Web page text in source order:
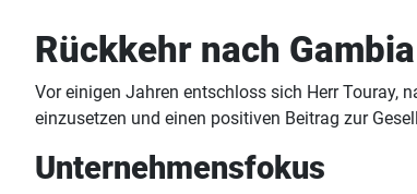
Rückkehr nach Gambia
Vor einigen Jahren entschloss sich Herr Touray,
einzusetzen und einen positiven Beitrag zur
Unternehmensfokus